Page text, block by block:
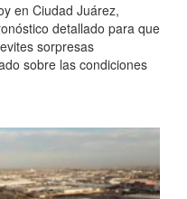
en Ciudad Juárez,
detallado para que
sorpresas
sobre las condiciones